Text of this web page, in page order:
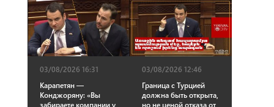
03/08/2026 16:31
Карапетян —
Конджоряну: «Вы
забираете компании у
03/08/2026 12:46
Граница с Турцией
должна быть открыта,
но не ценой отказа от